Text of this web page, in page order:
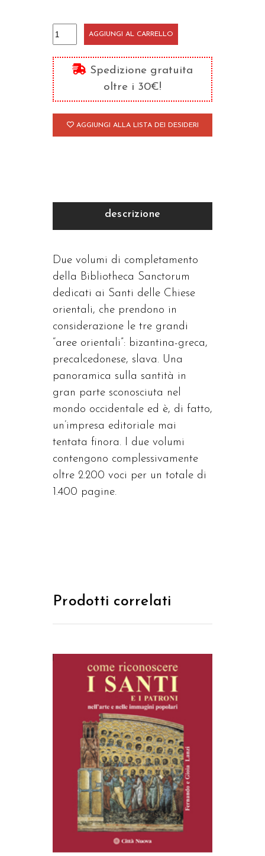
Enciclopedia
dei
Santi
-
Le
Chiese
Orientali
AGGIUNGI AL CARRELLO
Spedizione gratuita
oltre i 30€!
AGGIUNGI ALLA LISTA DEI DESIDERI
descrizione
Due volumi di completamento
della Bibliotheca Sanctorum
dedicati ai Santi delle Chiese
orientali, che prendono in
considerazione le tre grandi
“aree orientali”: bizantina-greca,
precalcedonese, slava. Una
panoramica sulla santità in
gran parte sconosciuta nel
mondo occidentale ed è, di fatto,
un’impresa editoriale mai
tentata finora. I due volumi
contengono complessivamente
oltre 2.200 voci per un totale di
1.400 pagine.
Prodotti correlati
AGGIUNGI AL CARRELLO